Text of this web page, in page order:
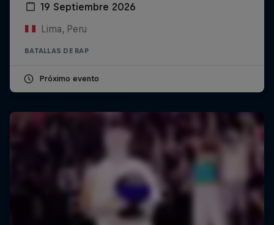
19 Septiembre 2026
Lima, Peru
BATALLAS DE RAP
Próximo evento